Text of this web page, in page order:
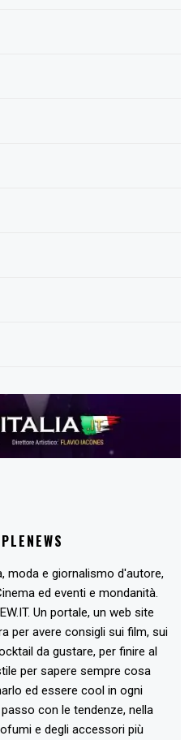
moda e giornalismo d'autore,
ed eventi e mondanità.
Un portale, un web site
per avere consigli sui film, sui
da gustare, per finire al
per sapere sempre cosa
ed essere cool in ogni
con le tendenze, nella
e degli accessori più